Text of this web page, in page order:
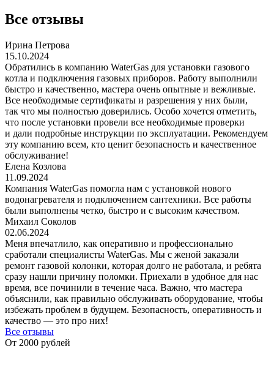
Все отзывы
Ирина Петрова
15.10.2024
Обратились в компанию WaterGas для установки газового
котла и подключения газовых приборов. Работу выполнили
быстро и качественно, мастера очень опытные и вежливые.
Все необходимые сертификаты и разрешения у них были,
так что мы полностью доверились. Особо хочется отметить,
что после установки провели все необходимые проверки
и дали подробные инструкции по эксплуатации. Рекомендуем
эту компанию всем, кто ценит безопасность и качественное
обслуживание!
Елена Козлова
11.09.2024
Компания WaterGas помогла нам с установкой нового
водонагревателя и подключением сантехники. Все работы
были выполнены четко, быстро и с высоким качеством.
Михаил Соколов
02.06.2024
Меня впечатлило, как оперативно и профессионально
сработали специалисты WaterGas. Мы с женой заказали
ремонт газовой колонки, которая долго не работала, и ребята
сразу нашли причину поломки. Приехали в удобное для нас
время, все починили в течение часа. Важно, что мастера
объяснили, как правильно обслуживать оборудование, чтобы
избежать проблем в будущем. Безопасность, оперативность и
качество — это про них!
Все отзывы
От 2000 рублей